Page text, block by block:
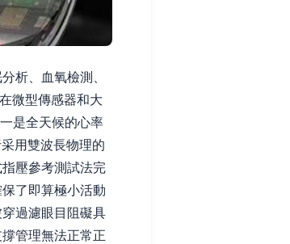
析、血氧檢測、
微型傳感器和大
是全天候的心率
用雙波長物理的
壓參考測試法完
了即算極小活動
過濾眼目阻礙具
管理無法正常正